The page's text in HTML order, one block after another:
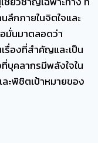
กภายในจิตใจและ
มั่นมาตลอดว่า
รื่องที่สำคัญและเป็น
บุคลากรมีพลังใจใน
ะพิชิตเป้าหมายของ